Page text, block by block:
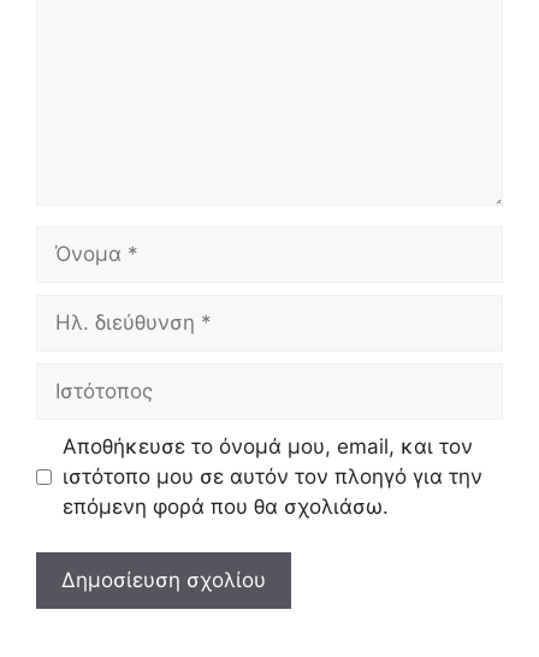
διεύθυνση
Αποθήκευσε το όνομά μου, email, και τον
ιστότοπο μου σε αυτόν τον πλοηγό για την
επόμενη φορά που θα σχολιάσω.